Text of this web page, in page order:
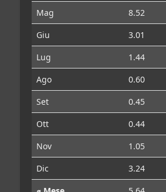
Mag
8.52
Giu
3.01
Lug
1.44
Ago
0.60
Set
0.45
Ott
0.44
Nov
1.05
Dic
3.24